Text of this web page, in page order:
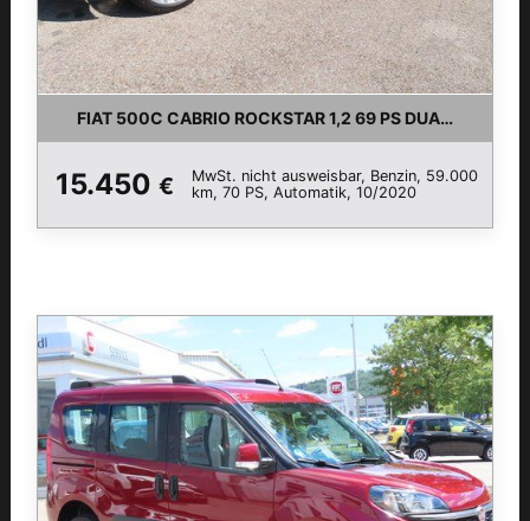
FIAT 500C CABRIO ROCKSTAR 1,2 69 PS DUALOGIC
15.450 €
MwSt. nicht ausweisbar, Benzin, 59.000
km, 70 PS, Automatik, 10/2020